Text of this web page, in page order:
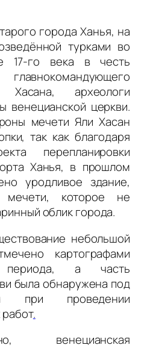
города Ханья, на
турками во
17-го века в честь
археологи
венецианской церкви.
мечети Яли Хасан
так как благодаря
перепланировки
Ханья, в прошлом
уродливое здание,
которое не
облик города.
небольшой
картографами
периода, а часть
была обнаружена под
при проведении
.
венецианская